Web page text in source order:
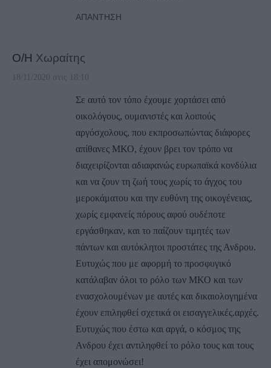
ΑΠΆΝΤΗΣΗ
Ο/Η Χωραίτης
18/11/2020 στις 18:10
Σε αυτό τον τόπο έχουμε χορτάσει από
οικολόγους, ουμανιστές και λοιπούς
αργόσχολους, που εκπροσωπώντας διάφορες
απίθανες ΜΚΟ, έχουν βρει τον τρόπο να
διαχειρίζονται αδιαφανώς ευρωπαϊκά κονδύλια
και να ζουν τη ζωή τους χωρίς το άγχος του
μεροκάματου και την ευθύνη της οικογένειας,
χωρίς εμφανείς πόρους αφού ουδέποτε
εργάσθηκαν, και το παίζουν τιμητές των
πάντων και αυτόκλητοι προστάτες της Ανδρου.
Ευτυχώς που με αφορμή το προσφυγικό
κατάλαβαν όλοι το ρόλο των ΜΚΟ και των
ενασχολουμένων με αυτές και δικαιολογημένα
έχουν επιληφθεί σχετικά οι εισαγγελικές.αρχές.
Ευτυχώς που έστω και αργά, ο κόσμος της
Ανδρου έχει αντιληφθεί το ρόλο τους και τους
έχει απομονώσει!